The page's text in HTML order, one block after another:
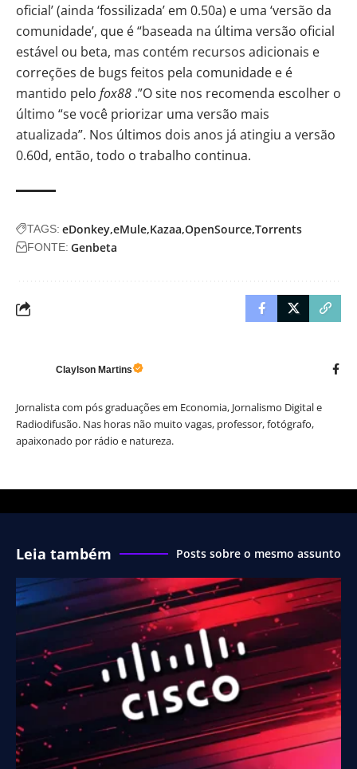
oficial’ (ainda ‘fossilizada’ em 0.50a) e uma ‘versão da
comunidade’, que é “baseada na última versão oficial
estável ou beta, mas contém recursos adicionais e
correções de bugs feitos pela comunidade e é
mantido pelo fox88 .”O site nos recomenda escolher o
último “se você priorizar uma versão mais
atualizada”. Nos últimos dois anos já atingiu a versão
0.60d, então, todo o trabalho continua.
TAGS: eDonkey eMule Kazaa OpenSource Torrents
FONTE: Genbeta
Claylson Martins
Jornalista com pós graduações em Economia, Jornalismo Digital e
Radiodifusão. Nas horas não muito vagas, professor, fotógrafo,
apaixonado por rádio e natureza.
Leia também Posts sobre o mesmo assunto